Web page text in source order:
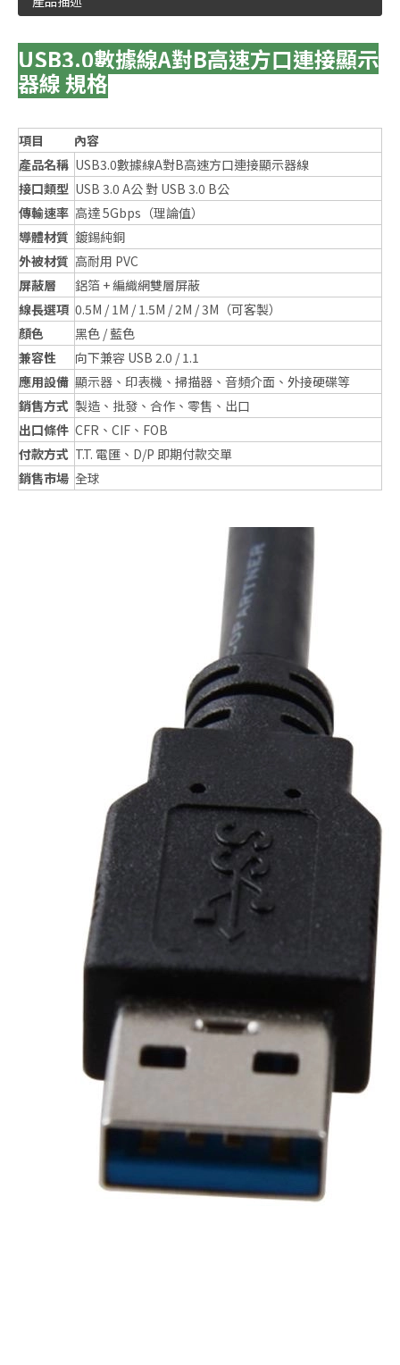
USB3.0數據線A對B高速方口連接顯示
器線 規格
項目
內容
產品名稱 USB3.0數據線A對B高速方口連接顯示器線
接口類型 USB 3.0 A公 對 USB 3.0 B公
傳輸速率 高達 5Gbps（理論值）
導體材質 鍍錫純銅
外被材質 高耐用 PVC
屏蔽層
鋁箔 + 編織網雙層屏蔽
線長選項 0.5M / 1M / 1.5M / 2M / 3M（可客製）
顏色
黑色 / 藍色
兼容性
向下兼容 USB 2.0 / 1.1
應用設備 顯示器、印表機、掃描器、音頻介面、外接硬碟等
銷售方式 製造、批發、合作、零售、出口
出口條件 CFR、CIF、FOB
付款方式 T.T. 電匯、D/P 即期付款交單
銷售市場 全球